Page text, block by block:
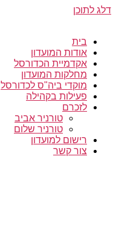
דלג לתוכן
בית
אודות המועדון
אקדמיית הכדורסל
מחלקות המועדון
מוקדי ביה"ס לכדורסל
פעילות בקהילה
לזכרם
טורניר אביב
טורניר שלום
רישום למועדון
צור קשר